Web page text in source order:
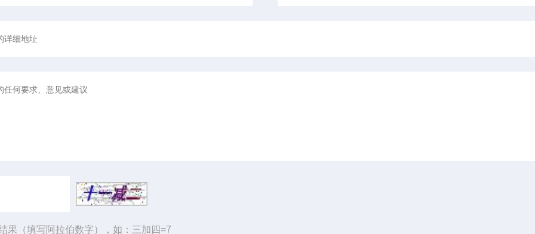
果（填写阿拉伯数字），如：三加四=7